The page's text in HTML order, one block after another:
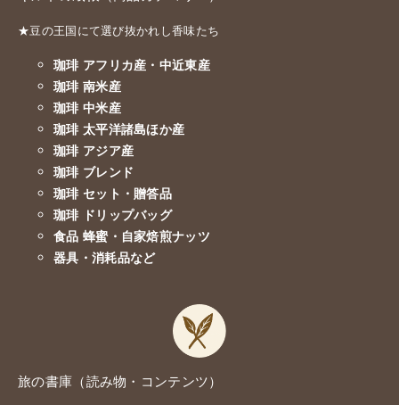
★豆の王国にて選び抜かれし香味たち
珈琲 アフリカ産・中近東産
珈琲 南米産
珈琲 中米産
珈琲 太平洋諸島ほか産
珈琲 アジア産
珈琲 ブレンド
珈琲 セット・贈答品
珈琲 ドリップバッグ
食品 蜂蜜・自家焙煎ナッツ
器具・消耗品など
旅の書庫（読み物・コンテンツ）